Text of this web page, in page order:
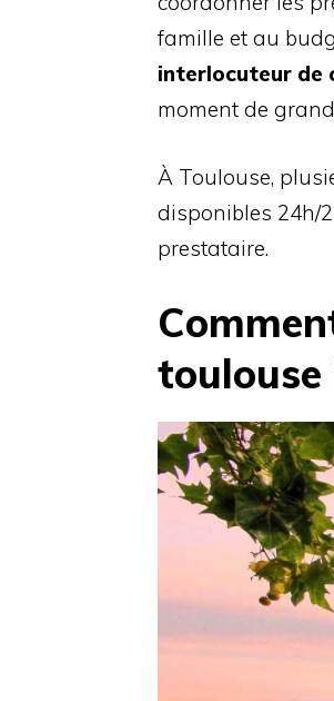
famille et au
interlocuteur de
moment de
À Toulouse,
disponibles 24h/
prestataire.
toulouse